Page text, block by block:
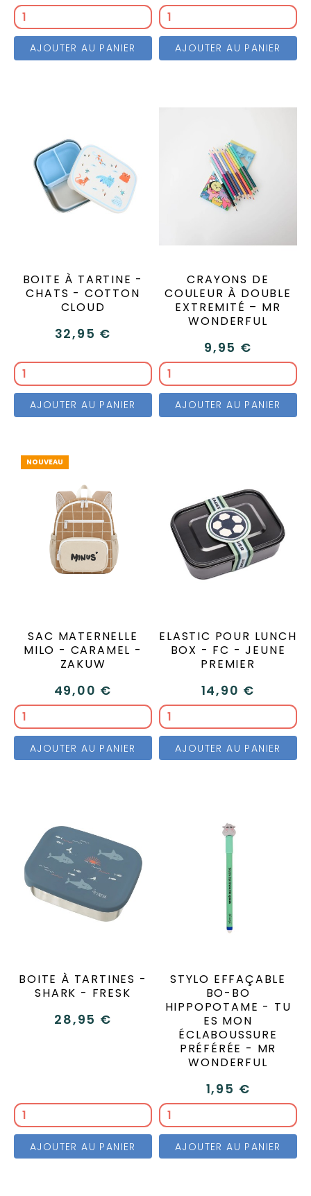
AJOUTER AU PANIER AJOUTER AU PANIER
BOITE À TARTINE -
CHATS - COTTON
CLOUD
32,95 €
AJOUTER AU PANIER
CRAYONS DE
COULEUR À DOUBLE
EXTREMITÉ – MR
WONDERFUL
9,95 €
AJOUTER AU PANIER
NOUVEAU
SAC MATERNELLE
MILO - CARAMEL -
ZAKUW
49,00 €
AJOUTER AU PANIER
ELASTIC POUR LUNCH
BOX - FC - JEUNE
PREMIER
14,90 €
AJOUTER AU PANIER
BOITE À TARTINES -
SHARK - FRESK
28,95 €
AJOUTER AU PANIER
STYLO EFFAÇABLE
BO-BO
HIPPOPOTAME - TU
ES MON
ÉCLABOUSSURE
PRÉFÉRÉE - MR
WONDERFUL
1,95 €
AJOUTER AU PANIER